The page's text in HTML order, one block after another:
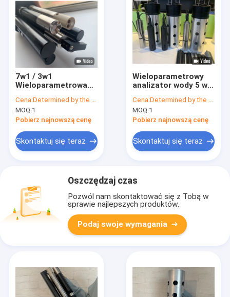
7w1 / 3w1
Wieloparametrowa
RS485 Tester jakości
wody
Cena:Determined by the number of specific orders
MOQ:1
Pobierz najnowszą cenę
Skontaktuj się teraz
Wieloparametrowy
analizator wody 5 w 1
Tester jakości wody
Cena:Determined by the number of specific orders
MOQ:1
Pobierz najnowszą cenę
Skontaktuj się teraz
Oszczędzaj czas
Pozwól nam skontaktować się z Tobą w
sprawie najlepszych produktów.
Podaj swoje wymagania